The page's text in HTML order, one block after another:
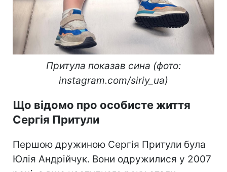
Притула показав сина (фото:
instagram.com/siriy_ua)
Що відомо про особисте життя
Сергія Притули
Першою дружиною Сергія Притули була
Юлія Андрійчук. Вони одружилися у 2007